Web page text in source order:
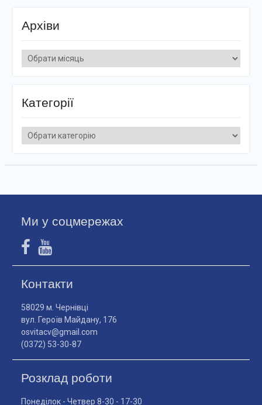
Архіви
Архіви
Категорії
Категорії
Ми у соцмережах
Контакти
58029 м. Чернівці
вул. Героїв Майдану, 176
osvitacv@gmail.com
(0372) 53-30-87
Розклад роботи
Понеділок - Четвер 8-30 - 17-30